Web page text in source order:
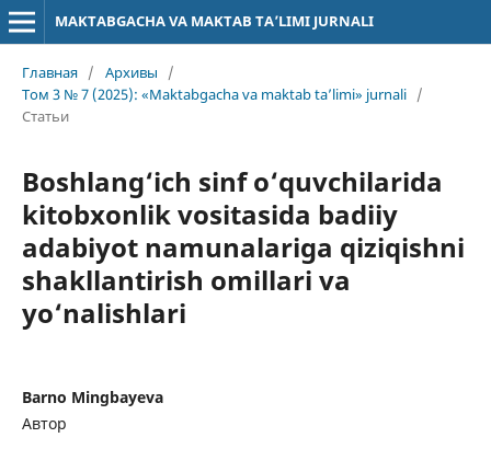
MAKTABGACHA VA MAKTAB TA’LIMI JURNALI
Главная / Архивы
/
Том 3 № 7 (2025): «Maktabgacha va maktab ta’limi» jurnali /
Статьи
Boshlang‘ich sinf o‘quvchilarida
kitobxonlik vositasida badiiy
adabiyot namunalariga qiziqishni
shakllantirish omillari va
yo‘nalishlari
Barno Mingbayeva
Автор